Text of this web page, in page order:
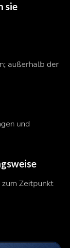
sie
außerhalb der
und
Zeitpunkt